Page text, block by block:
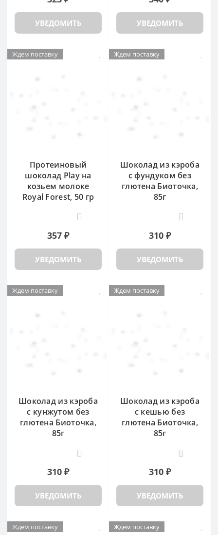
УВЕДОМИТЬ УВЕДОМИТЬ
Ждем поставку
Протеиновый
шоколад Play на
козьем молоке
Royal Forest, 50 гр
357 ₽
УВЕДОМИТЬ
Ждем поставку
Шоколад из кэроба
с фундуком без
глютена Биоточка,
85г
310 ₽
УВЕДОМИТЬ
Ждем поставку
Шоколад из кэроба
с кунжутом без
глютена Биоточка,
85г
310 ₽
УВЕДОМИТЬ
Ждем поставку
Шоколад из кэроба
с кешью без
глютена Биоточка,
85г
310 ₽
УВЕДОМИТЬ
Ждем поставку Ждем поставку